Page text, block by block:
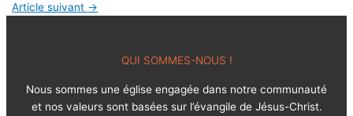
Article suivant →
QUI SOMMES-NOUS !
Nous sommes une église engagée dans notre communauté
et nos valeurs sont basées sur l’évangile de Jésus-Christ.